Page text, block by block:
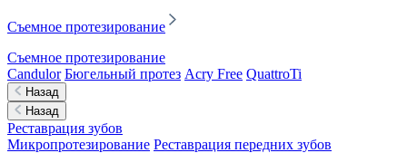
Съемное протезирование
Съемное протезирование
Candulor Бюгельный протез Acry Free QuattroTi
Назад
Назад
Реставрация зубов
Микропротезирование Реставрация передних зубов